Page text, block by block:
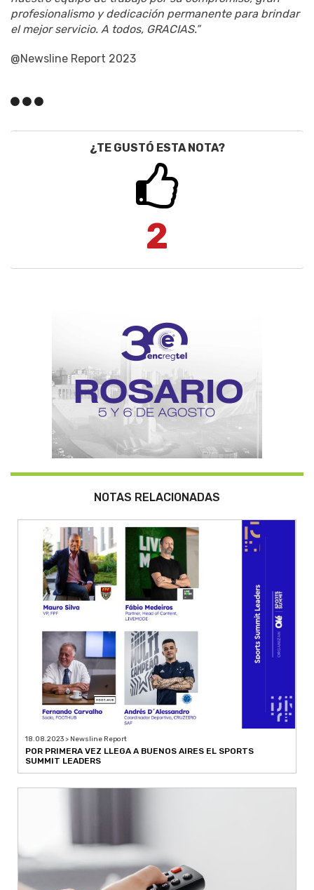
profesionalismo y dedicación permanente para brindar
el mejor servicio. A todos, GRACIAS.”
@Newsline Report 2023
¿TE GUSTÓ ESTA NOTA?
2
NOTAS RELACIONADAS
18.08.2023 > Newsline Report
POR PRIMERA VEZ LLEGA A BUENOS AIRES EL SPORTS
SUMMIT LEADERS